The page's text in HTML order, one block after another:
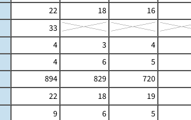
22 18 16
33
4 3 4
4 6 5
894 829 720
22 18 19
9 6 5